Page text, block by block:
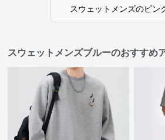
スウェットメンズのピン
スウェットメンズブルーのおすすめ